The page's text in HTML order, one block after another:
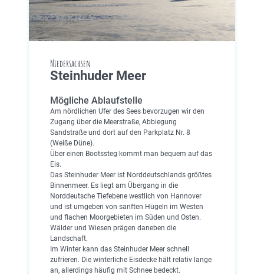
Niedersachsen
Steinhuder Meer
Mögliche Ablaufstelle
Am nördlichen Ufer des Sees bevorzugen wir den
Zugang über die Meerstraße, Abbiegung
Sandstraße und dort auf den Parkplatz Nr. 8
(Weiße Düne).
Über einen Bootssteg kommt man bequem auf das
Eis.
Das Steinhuder Meer ist Norddeutschlands größtes
Binnenmeer. Es liegt am Übergang in die
Norddeutsche Tiefebene westlich von Hannover
und ist umgeben von sanften Hügeln im Westen
und flachen Moorgebieten im Süden und Osten.
Wälder und Wiesen prägen daneben die
Landschaft.
Im Winter kann das Steinhuder Meer schnell
zufrieren. Die winterliche Eisdecke hält relativ lange
an, allerdings häufig mit Schnee bedeckt.